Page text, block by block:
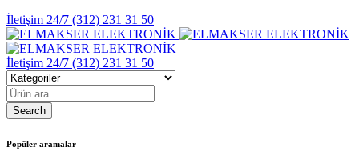
İletişim 24/7 (312) 231 31 50
İletişim 24/7 (312) 231 31 50
Popüler aramalar